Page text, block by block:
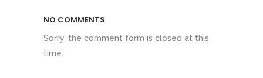
NO COMMENTS
Sorry, the comment form is closed at this
time.